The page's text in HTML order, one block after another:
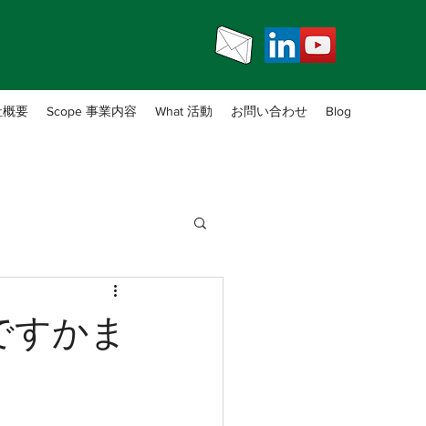
要 Scope 事業内容 What 活動 お問い合わせ Blog
かま